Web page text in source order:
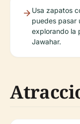
Usa zapatos
puedes pasar
explorando la
Jawahar.